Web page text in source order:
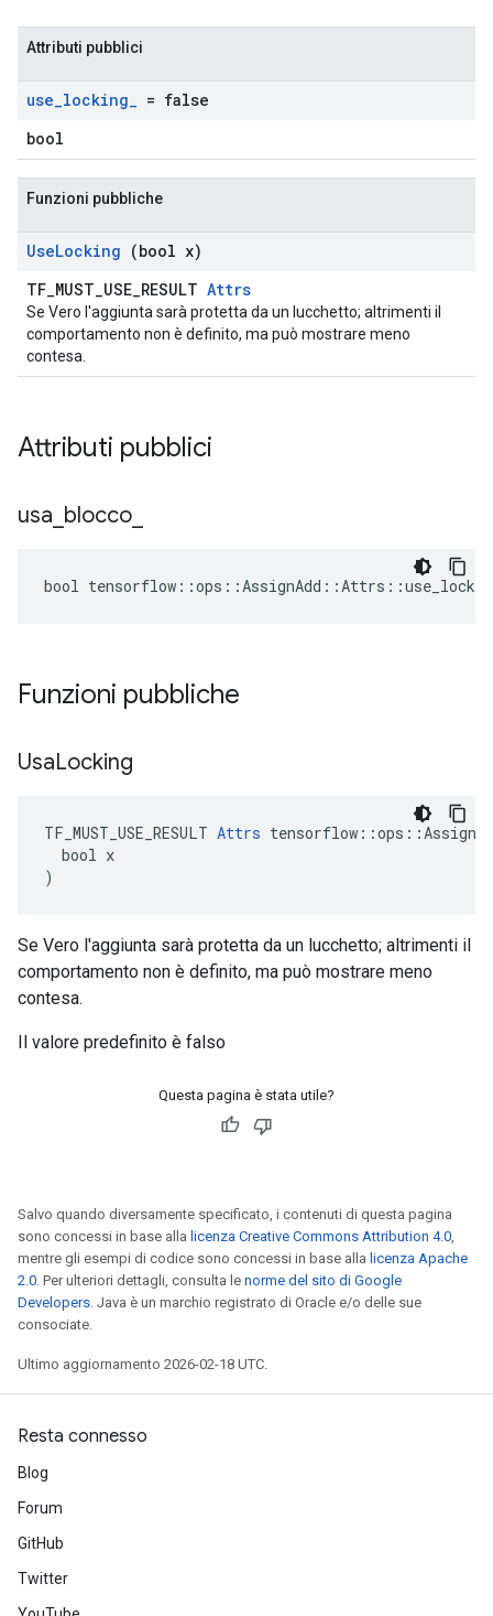
Attributi pubblici
use_locking_ = false
bool
Funzioni pubbliche
UseLocking (bool x)
TF_MUST_USE_RESULT Attrs
Se Vero l'aggiunta sarà protetta da un lucchetto; altrimenti il ​​
comportamento non è definito, ma può mostrare meno
contesa.
Attributi pubblici
usa blocco
bool
Funzioni pubbliche
UsaLocking
TF_MUST_USE_RESULT Attrs
  bool x
)
Se Vero l'aggiunta sarà protetta da un lucchetto; altrimenti il ​​
comportamento non è definito, ma può mostrare meno
contesa.
Il valore predefinito è falso
Questa pagina è stata utile?
Salvo quando diversamente specificato, i contenuti di questa pagina
sono concessi in base alla licenza Creative Commons Attribution 4.0,
mentre gli esempi di codice sono concessi in base alla licenza Apache
2.0. Per ulteriori dettagli, consulta le norme del sito di Google
Developers. Java è un marchio registrato di Oracle e/o delle sue
consociate.
Ultimo aggiornamento 2026-02-18 UTC.
Resta connesso
Blog
Forum
GitHub
Twitter